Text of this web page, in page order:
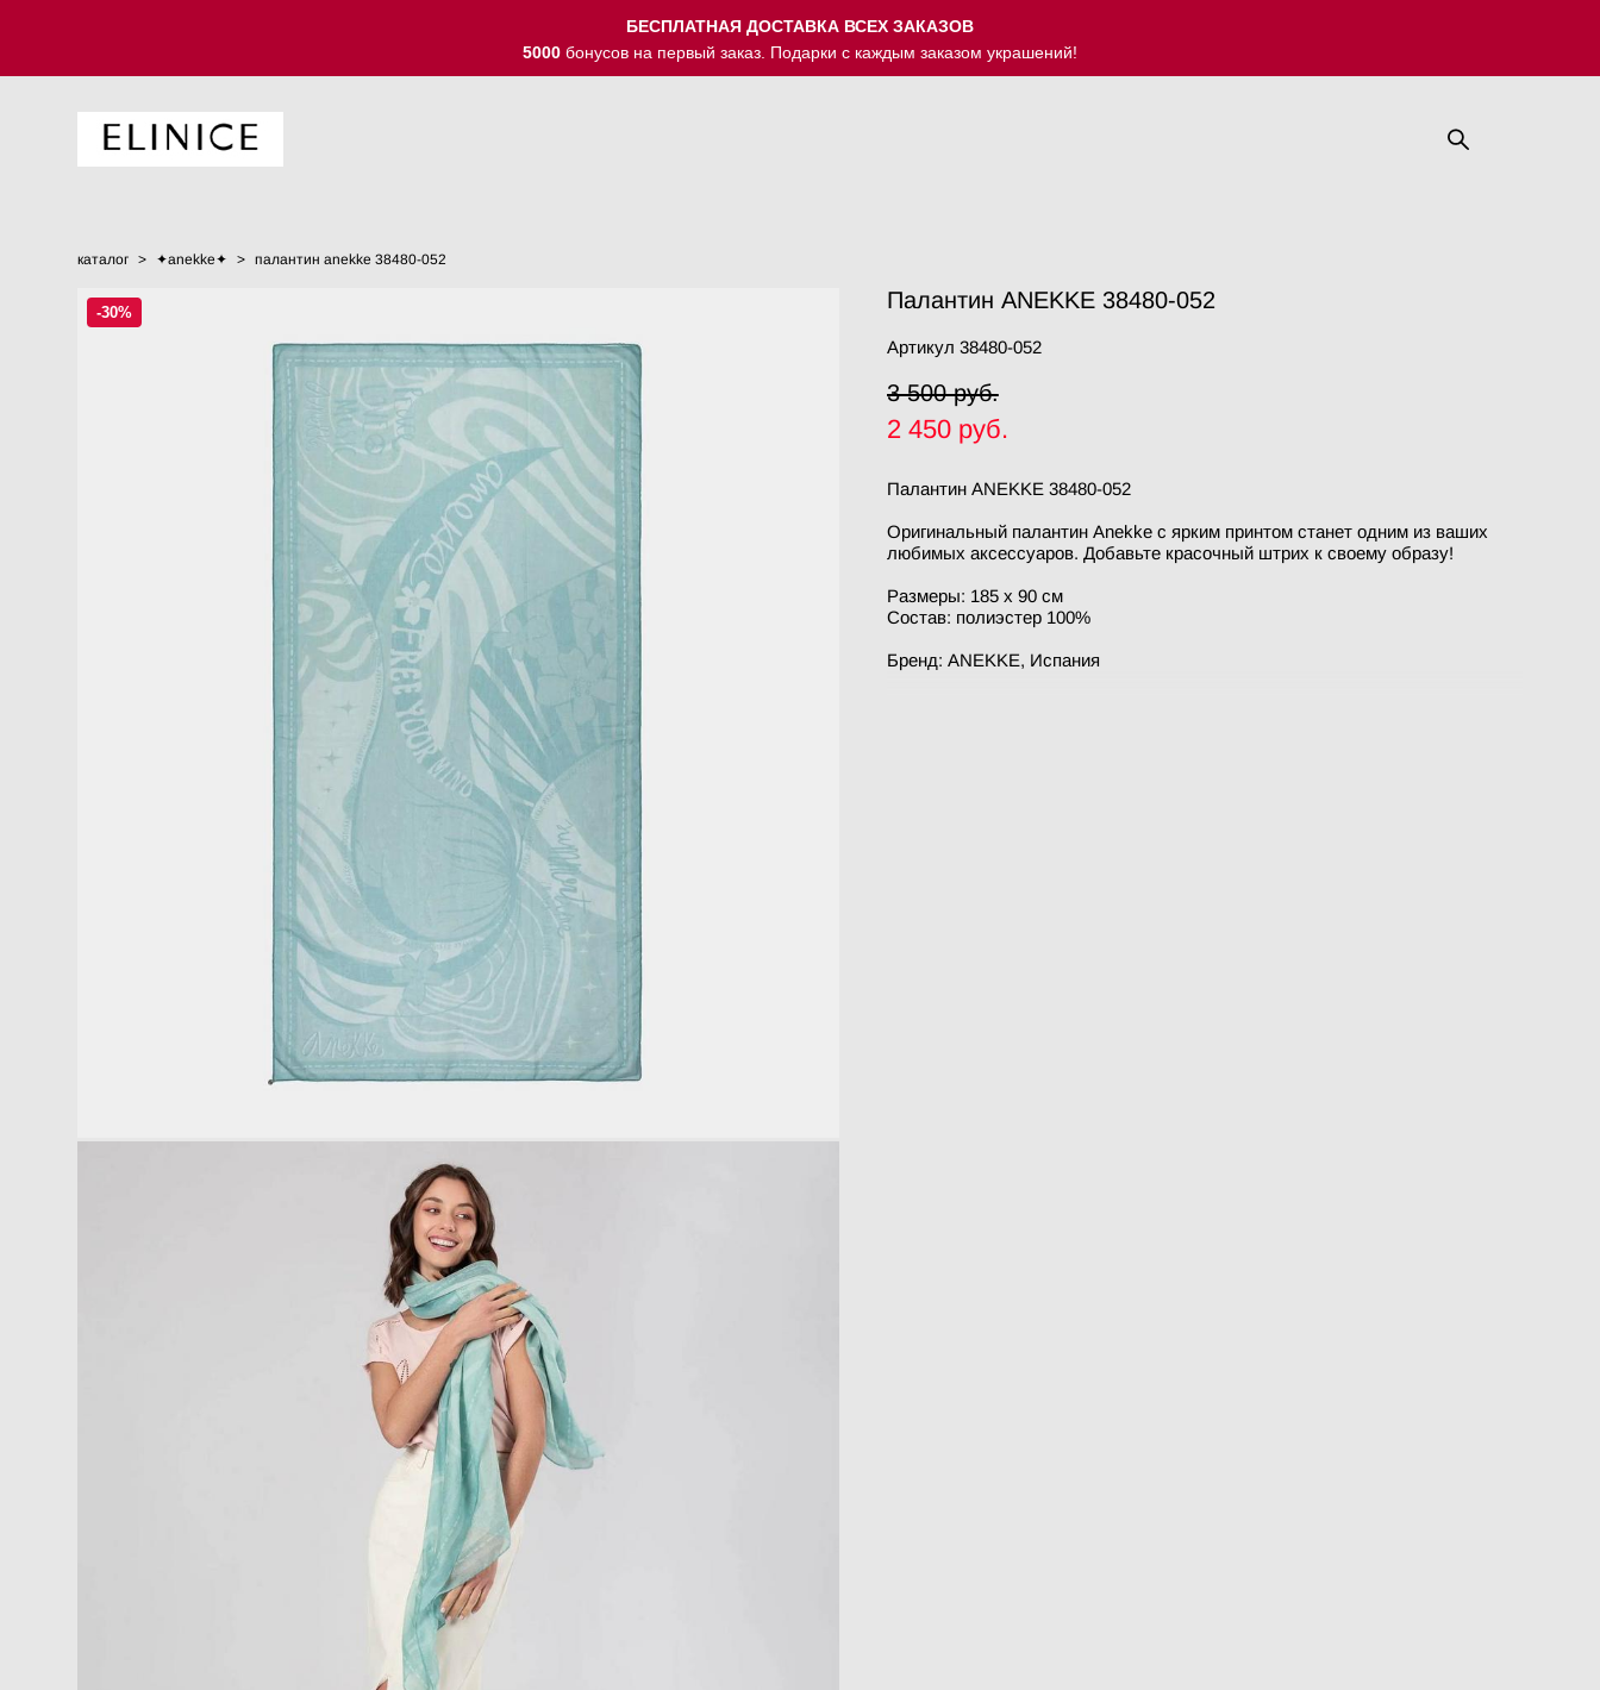
БЕСПЛАТНАЯ ДОСТАВКА ВСЕХ ЗАКАЗОВ
5000 бонусов на первый заказ. Подарки с каждым заказом украшений!
каталог > ✦anekke✦ > палантин anekke 38480-052
-30% Палантин ANEKKE 38480-052
Артикул 38480-052
3 500 pуб.
2 450 pуб.
Палантин ANEKKE 38480-052
Оригинальный палантин Anekke с ярким принтом станет одним из ваших
любимых аксессуаров. Добавьте красочный штрих к своему образу!
Размеры: 185 х 90 см
Состав: полиэстер 100%
Бренд: ANEKKE, Испания